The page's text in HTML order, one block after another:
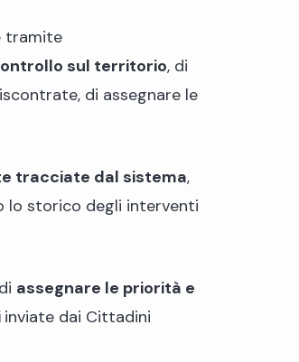
tramite
sul territorio, di
di assegnare le
tracciate dal sistema,
lo storico degli interventi
assegnare ​le priorità e
​inviate dai Cittadini